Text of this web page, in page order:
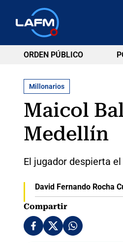
ORDEN PÚBLICO
Millonarios
Maicol
Medellín
El jugador despierta
David Fernando Rocha
Compartir